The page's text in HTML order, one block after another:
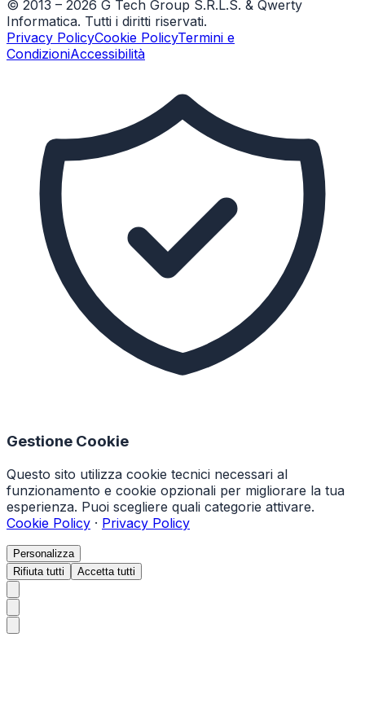
© 2013 – 2026 G Tech Group S.R.L.S. & Qwerty
Informatica. Tutti i diritti riservati.
Privacy PolicyCookie PolicyTermini e
CondizioniAccessibilità
Gestione Cookie
Questo sito utilizza cookie tecnici necessari al
funzionamento e cookie opzionali per migliorare la tua
esperienza. Puoi scegliere quali categorie attivare.
Cookie Policy · Privacy Policy
Personalizza
Rifiuta tutti
Accetta tutti